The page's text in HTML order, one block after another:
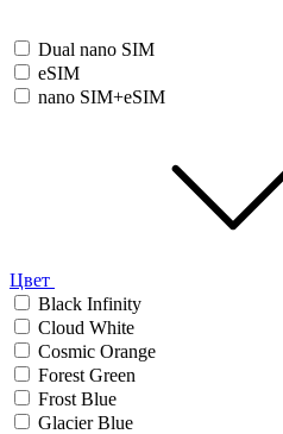
Dual nano SIM
eSIM
nano SIM+eSIM
Цвет
Black Infinity
Cloud White
Cosmic Orange
Forest Green
Frost Blue
Glacier Blue